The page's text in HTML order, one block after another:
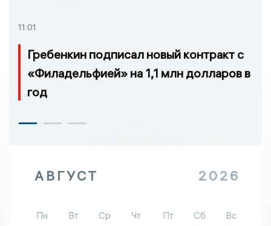
11:01
Гребенкин подписал новый контракт с
«Филадельфией» на 1,1 млн долларов в
год
АВГУСТ 2026
Пн Вт Ср Чт Пт Сб
Вс